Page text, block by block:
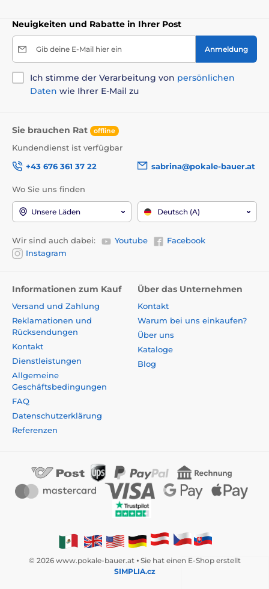
Neuigkeiten und Rabatte in Ihrer Post
Gib deine E-Mail hier ein Anmeldung
Ich stimme der Verarbeitung von persönlichen
Daten wie Ihrer E-Mail zu
Sie brauchen Rat offline
Kundendienst ist verfügbar
+43 676 361 37 22
sabrina@pokale-bauer.at
Wo Sie uns finden
Unsere Läden Deutsch (A)
Wir sind auch dabei: Youtube
Facebook
Instagram
Informationen zum Kauf
Versand und Zahlung
Reklamationen und
Rücksendungen
Kontakt
Dienstleistungen
Allgemeine
Geschäftsbedingungen
FAQ
Datenschutzerklärung
Referenzen
Über das Unternehmen
Kontakt
Warum bei uns einkaufen?
Über uns
Kataloge
Blog
© 2026 www.pokale-bauer.at ⦁ Sie hat einen E-Shop erstellt
SIMPLIA.cz